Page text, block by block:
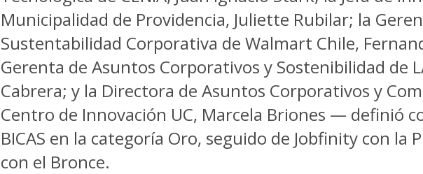
Municipalidad de Providencia, Juliette Rubilar; la
Sustentabilidad Corporativa de Walmart Chile,
Gerenta de Asuntos Corporativos y Sostenibilidad de
Cabrera; y la Directora de Asuntos Corporativos y
Centro de Innovación UC, Marcela Briones — definió
BICAS en la categoría Oro, seguido de Jobfinity con la
con el Bronce.